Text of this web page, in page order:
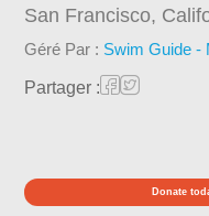
San Francisco,
Géré Par : Swim Guide -
Partager :
Donate